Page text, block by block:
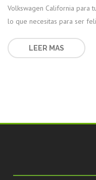
Volkswagen California para
lo que necesitas para ser
LEER MAS